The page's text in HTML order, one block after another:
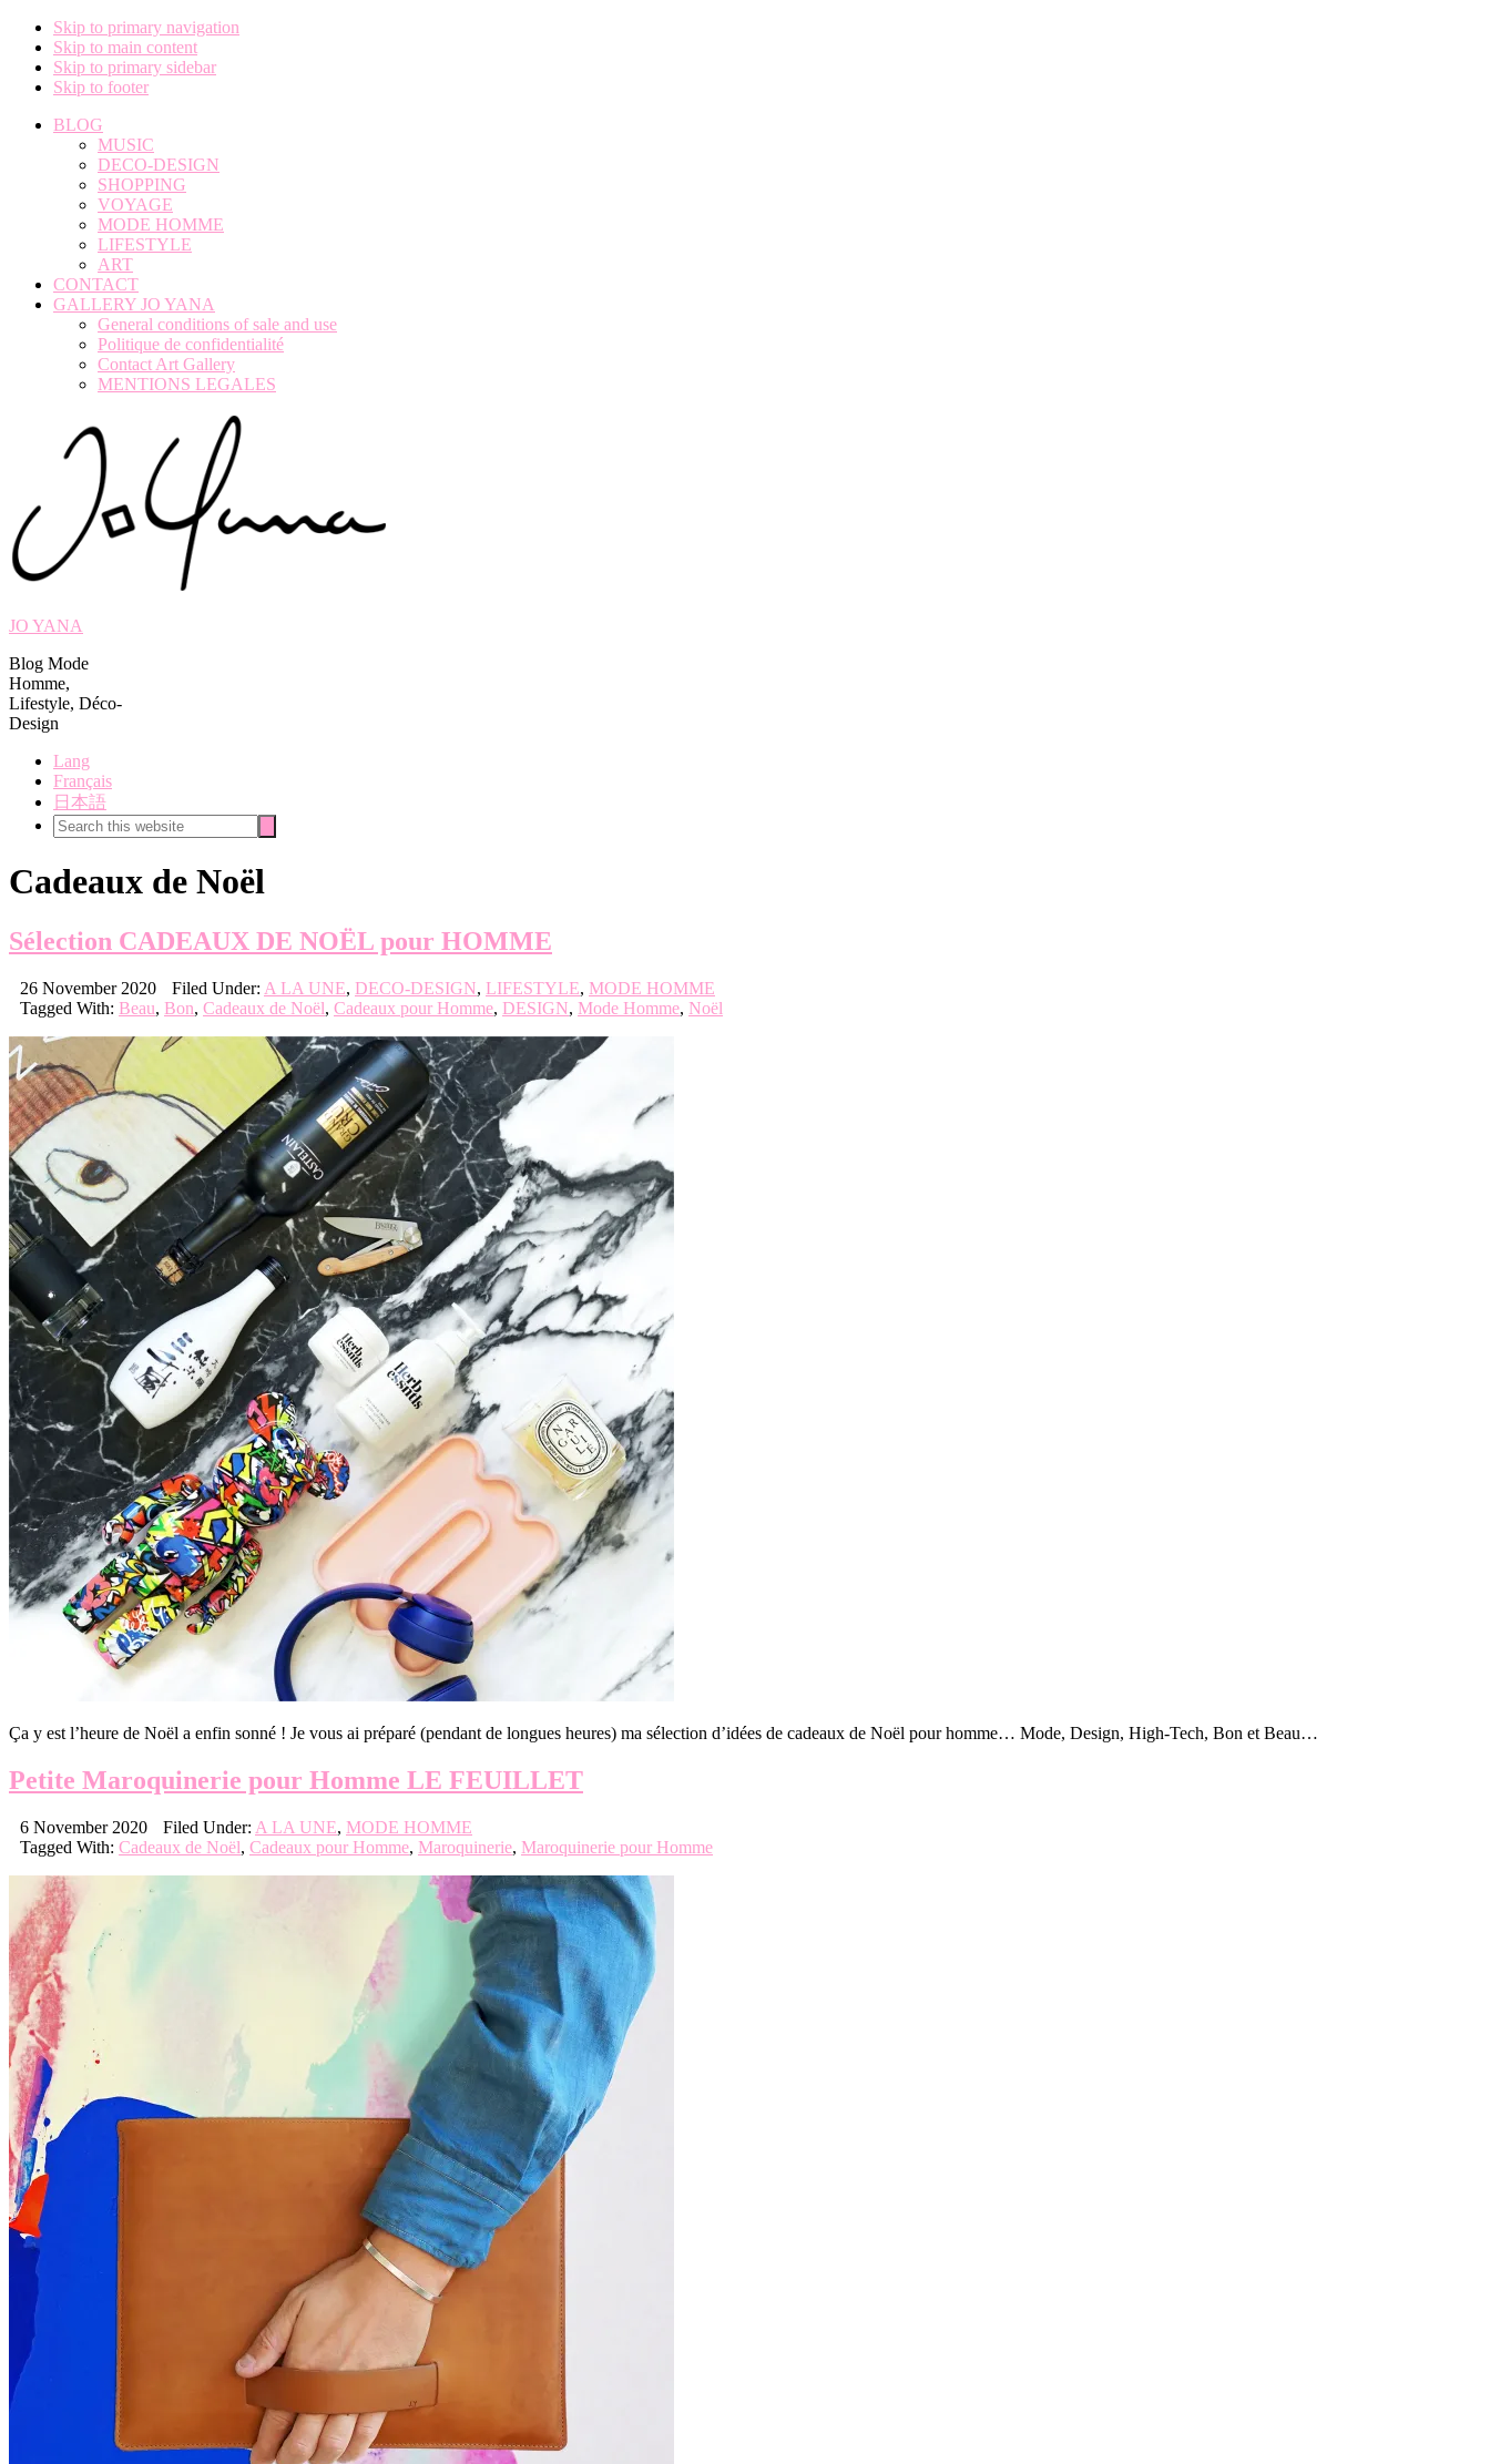
Skip to primary navigation
Skip to main content
Skip to primary sidebar
Skip to footer
BLOG
MUSIC
DECO-DESIGN
SHOPPING
VOYAGE
MODE HOMME
LIFESTYLE
ART
CONTACT
GALLERY JO YANA
General conditions of sale and use
Politique de confidentialité
Contact Art Gallery
MENTIONS LEGALES
JO YANA
Blog Mode
Homme,
Lifestyle, Déco-
Design
Lang
Français
日本語
Search
this
Cadeaux de Noël
Sélection CADEAUX DE NOËL pour HOMME
26 November 2020 Filed Under: A LA UNE, DECO-DESIGN, LIFESTYLE, MODE HOMME
Tagged With: Beau, Bon, Cadeaux de Noël, Cadeaux pour Homme, DESIGN, Mode Homme, Noël
Ça y est l’heure de Noël a enfin sonné ! Je vous ai préparé (pendant de longues heures) ma sélection d’idées de cadeaux de Noël pour homme… Mode, Design, High-Tech, Bon et Beau…
Petite Maroquinerie pour Homme LE FEUILLET
6 November 2020 Filed Under: A LA UNE, MODE HOMME
Tagged With: Cadeaux de Noël, Cadeaux pour Homme, Maroquinerie, Maroquinerie pour Homme